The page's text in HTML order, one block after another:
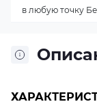
в любую точку